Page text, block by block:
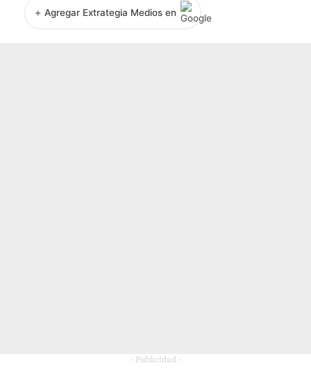
+ Agregar Extrategia Medios en
- Publicidad -